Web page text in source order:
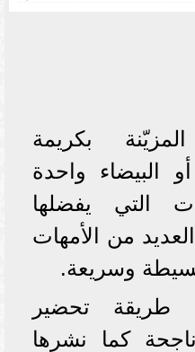
بكريمة
أو البيضاء واحدة
التي يفضلها
من الأمهات
وسريعة.
طريقة تحضير
كما نشرها